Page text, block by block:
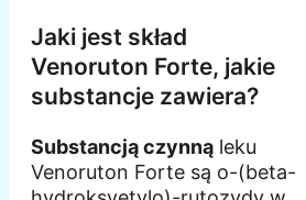
Jaki jest skład
Venoruton Forte, jakie
substancje zawiera?
Substancją czynną leku
Venoruton Forte są o-(beta-